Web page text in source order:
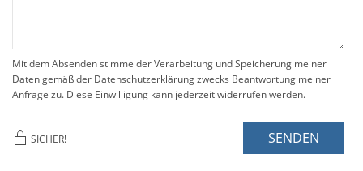
Mit dem Absenden stimme der Verarbeitung und Speicherung meiner
Daten gemäß der Datenschutzerklärung zwecks Beantwortung meiner
Anfrage zu. Diese Einwilligung kann jederzeit widerrufen werden.
SICHER! SENDEN